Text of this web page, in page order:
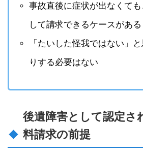
事故直後に症状が出なくて
して請求できるケースがある
「たいした怪我ではない」
りする必要はない
後遺障害として認定さ
料請求の前提